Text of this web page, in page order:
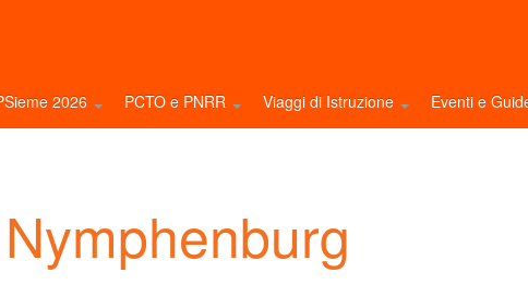
2026 PCTO e PNRR Viaggi di Istruzione Eventi e